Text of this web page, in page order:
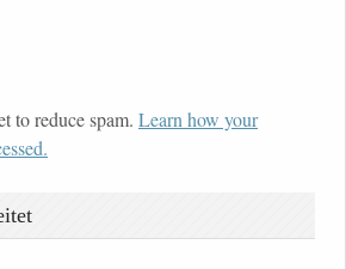
to reduce spam. Learn how your